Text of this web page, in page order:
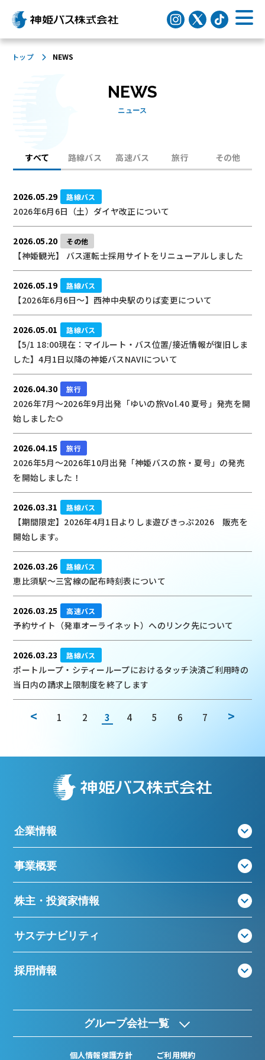
トップ NEWS
NEWS
ニュース
すべて 路線バス 高速バス 旅行 その他
2026.05.29 路線バス
2026年6月6日（土）ダイヤ改正について
2026.05.20 その他
【神姫観光】 バス運転士採用サイトをリニューアルしました
2026.05.19 路線バス
【2026年6月6日～】西神中央駅のりば変更について
2026.05.01 路線バス
【5/1 18:00現在：マイルート・バス位置/接近情報が復旧しま
した】4月1日以降の神姫バスNAVIについて
2026.04.30 旅行
2026年7月～2026年9月出発「ゆいの旅Vol.40 夏号」発売を開
始しました🌻
2026.04.15 旅行
2026年5月～2026年10月出発「神姫バスの旅・夏号」の発売
を開始しました！
2026.03.31 路線バス
【期間限定】2026年4月1日よりしま遊びきっぷ2026 販売を
開始します。
2026.03.26 路線バス
恵比須駅～三宮線の配布時刻表について
2026.03.25 高速バス
予約サイト（発車オーライネット）へのリンク先について
2026.03.23 路線バス
ポートループ・シティーループにおけるタッチ決済ご利用時の
当日内の請求上限制度を終了します
< 1 2 3 4 5 6 7 >
企業情報
事業概要
株主・投資家情報
サステナビリティ
採用情報
グループ会社一覧
個人情報保護方針 ご利用規約